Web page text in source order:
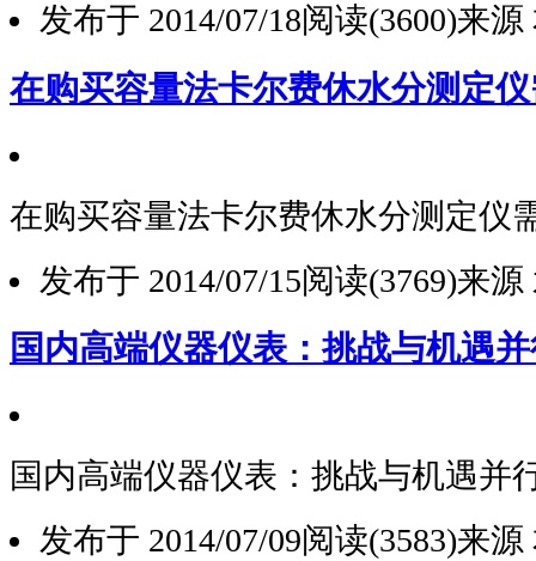
2
发布于 2014/07/18阅读(3600)来源
在购买容量法卡尔费休水分测定
在购买容量法卡尔费休水分测定仪
发布于 2014/07/15阅读(3769)来源
国内高端仪器仪表：挑战与机遇
国内高端仪器仪表：挑战与机遇并
发布于 2014/07/09阅读(3583)来源